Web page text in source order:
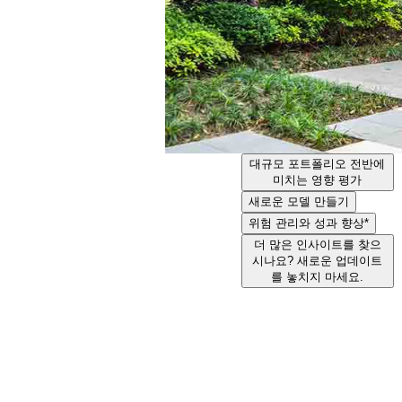
대규모 포트폴리오 전반에
미치는 영향 평가
새로운 모델 만들기
위험 관리와 성과 향상*
더 많은 인사이트를 찾으
시나요? 새로운 업데이트
를 놓치지 마세요.